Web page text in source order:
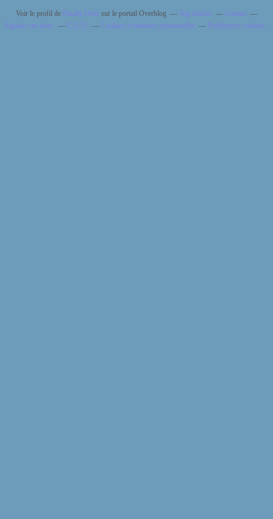
Voir le profil de Finally Oversur le portail Overblog Top articles
Contact
Signaler un abus
C.G.U. Cookies et données personnelles Préférences cookies